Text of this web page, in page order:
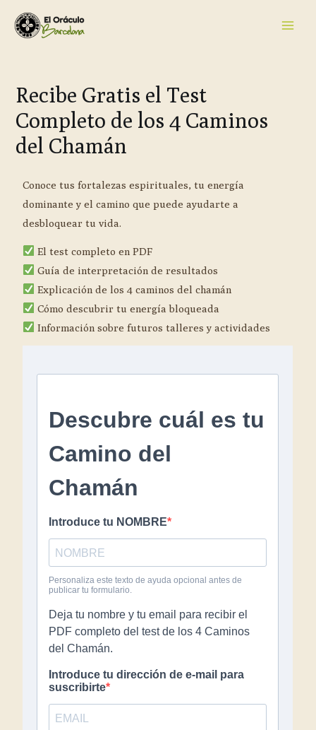
Recibe Gratis el Test
Completo de los 4 Caminos
del Chamán
Conoce tus fortalezas espirituales, tu energía
dominante y el camino que puede ayudarte a
desbloquear tu vida.
El test completo en PDF
Guía de interpretación de resultados
Explicación de los 4 caminos del chamán
Cómo descubrir tu energía bloqueada
Información sobre futuros talleres y actividades